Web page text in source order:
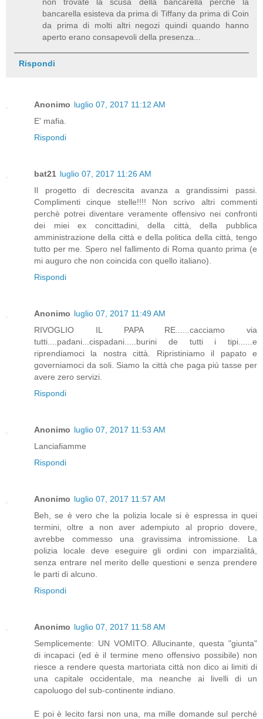
bancarella esisteva da prima di Tiffany da prima di Coin
da prima di molti altri negozi quindi quando hanno
aperto erano consapevoli della presenza...
Rispondi
Anonimo luglio 07, 2017 11:12 AM
E' mafia.
Rispondi
bat21 luglio 07, 2017 11:26 AM
Il progetto di decrescita avanza a grandissimi passi.
Complimenti cinque stelle!!!! Non scrivo altri commenti
perchè potrei diventare veramente offensivo nei confronti
dei miei ex concittadini, della città, della pubblica
amministrazione della città e della politica della città, tengo
tutto per me. Spero nel fallimento di Roma quanto prima (e
mi auguro che non coincida con quello italiano).
Rispondi
Anonimo luglio 07, 2017 11:49 AM
RIVOGLIO IL PAPA RE......cacciamo via
tutti....padani...cispadani.....burini de tutti i tipi......e
riprendiamoci la nostra città. Ripristiniamo il papato e
governiamoci da soli. Siamo la città che paga piú tasse per
avere zero servizi.
Rispondi
Anonimo luglio 07, 2017 11:53 AM
Lanciafiamme
Rispondi
Anonimo luglio 07, 2017 11:57 AM
Beh, se è vero che la polizia locale si è espressa in quei
termini, oltre a non aver adempiuto al proprio dovere,
avrebbe commesso una gravissima intromissione. La
polizia locale deve eseguire gli ordini con imparzialità,
senza entrare nel merito delle questioni e senza prendere
le parti di alcuno.
Rispondi
Anonimo luglio 07, 2017 11:58 AM
Semplicemente: UN VOMITO. Allucinante, questa "giunta"
di incapaci (ed è il termine meno offensivo possibile) non
riesce a rendere questa martoriata città non dico ai limiti di
una capitale occidentale, ma neanche ai livelli di un
capoluogo del sub-continente indiano.
E poi è lecito farsi non una, ma mille domande sul perché